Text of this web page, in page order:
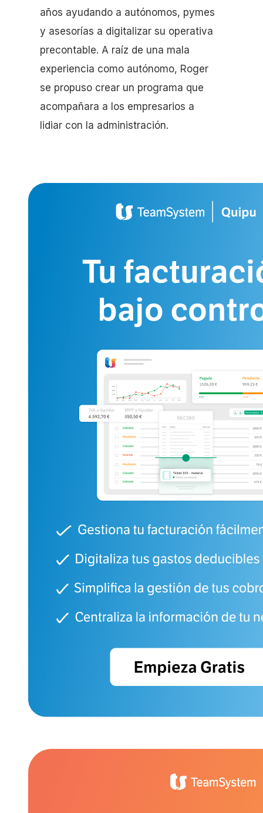
años ayudando a autónomos, pymes
y asesorías a digitalizar su operativa
precontable. A raíz de una mala
experiencia como autónomo, Roger
se propuso crear un programa que
acompañara a los empresarios a
lidiar con la administración.